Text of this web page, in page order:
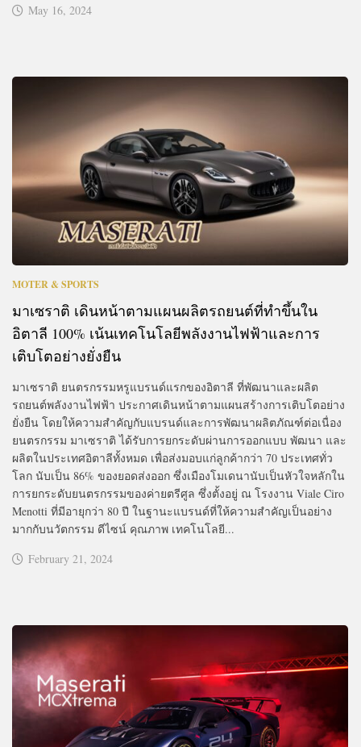
May 16, 2024
MOTER & SPORTS
มาเซราติ เดินหน้าตามแผนผลิตรถยนต์ที่ทำขึ้นใน
อิตาลี 100% เน้นเทคโนโลยีพลังงานไฟฟ้าและการ
เติบโตอย่างยั่งยืน
มาเซราติ ยนตรกรรมหรูแบรนด์แรกของอิตาลี ที่พัฒนาและผลิต
รถยนต์พลังงานไฟฟ้า ประกาศเดินหน้าตามแผนสร้างการเติบโตอย่าง
ยั่งยืน โดยให้ความสำคัญกับแบรนด์และการพัฒนาผลิตภัณฑ์ต่อเนื่อง
ยนตรกรรม มาเซราติ ได้รับการยกระดับผ่านการออกแบบ พัฒนา และ
ผลิตในประเทศอิตาลีทั้งหมด เพื่อส่งมอบแก่ลูกค้ากว่า 70 ประเทศทั่ว
โลก นับเป็น 86% ของยอดส่งออก ซึ่งเมืองโมเดนานับเป็นหัวใจหลักใน
การยกระดับยนตรกรรมของค่ายตรีศูล ซึ่งตั้งอยู่ ณ โรงงาน Viale Ciro
Menotti ที่มีอายุกว่า 80 ปี ในฐานะแบรนด์ที่ให้ความสำคัญเป็นอย่าง
มากกับนวัตกรรม ดีไซน์ คุณภาพ เทคโนโลยี...
February 21, 2024